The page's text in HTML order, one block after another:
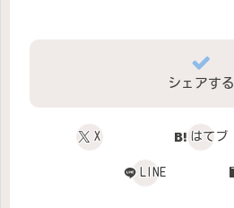
シェアする
X はてブ
LINE